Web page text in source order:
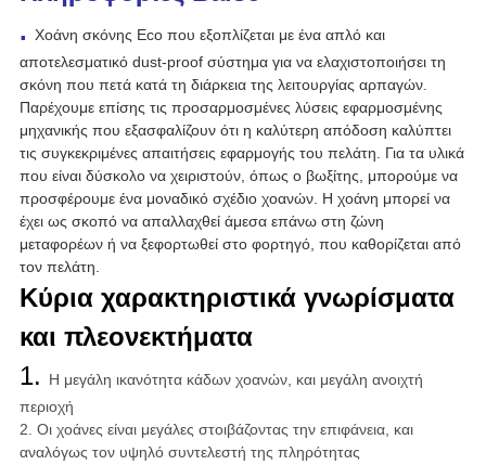
. Χοάνη σκόνης Eco που εξοπλίζεται με ένα απλό και
αποτελεσματικό dust-proof σύστημα για να ελαχιστοποιήσει τη
σκόνη που πετά κατά τη διάρκεια της λειτουργίας αρπαγών.
Παρέχουμε επίσης τις προσαρμοσμένες λύσεις εφαρμοσμένης
μηχανικής που εξασφαλίζουν ότι η καλύτερη απόδοση καλύπτει
τις συγκεκριμένες απαιτήσεις εφαρμογής του πελάτη. Για τα υλικά
που είναι δύσκολο να χειριστούν, όπως ο βωξίτης, μπορούμε να
προσφέρουμε ένα μοναδικό σχέδιο χοανών. Η χοάνη μπορεί να
έχει ως σκοπό να απαλλαχθεί άμεσα επάνω στη ζώνη
μεταφορέων ή να ξεφορτωθεί στο φορτηγό, που καθορίζεται από
τον πελάτη.
Κύρια χαρακτηριστικά γνωρίσματα
και πλεονεκτήματα
1.
Η μεγάλη ικανότητα κάδων χοανών, και μεγάλη ανοιχτή
περιοχή
2. Οι χοάνες είναι μεγάλες στοιβάζοντας την επιφάνεια, και
αναλόγως τον υψηλό συντελεστή της πληρότητας